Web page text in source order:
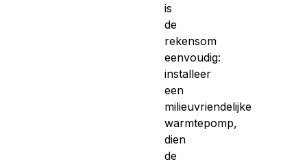
is
de
rekensom
eenvoudig:
installeer
een
milieuvriendelijke
warmtepomp,
dien
de